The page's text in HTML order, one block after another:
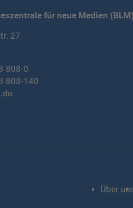
für neue Medien (BLM)
27
808-0
808-140
Über